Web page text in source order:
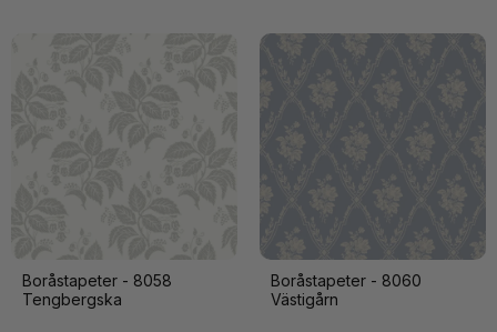
Boråstapeter - 8058
Tengbergska
Boråstapeter - 8060
Västigårn